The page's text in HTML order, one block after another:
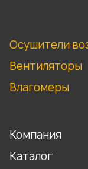
Осушители
Вентиляторы
Влагомеры
Компания
Каталог